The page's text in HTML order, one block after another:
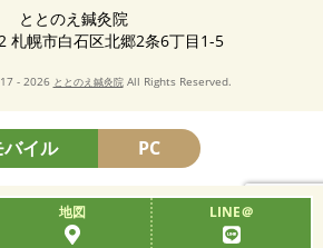
ととのえ鍼灸院
札幌市白石区北郷2条6丁目1-5
- 2026 ととのえ鍼灸院All Rights Reserved.
地図 LINE＠
バイル PC